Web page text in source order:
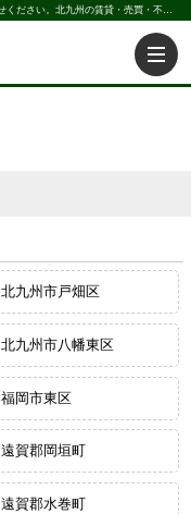
賃貸物件検索 | 福岡県北九州市の不動産ならハウス倶楽部にお任せください。北九州の賃貸・売買・不動産買取などを不動産に関することならなんでもお任せ。
北九州市戸畑区
北九州市八幡東区
福岡市東区
遠賀郡岡垣町
遠賀郡水巻町